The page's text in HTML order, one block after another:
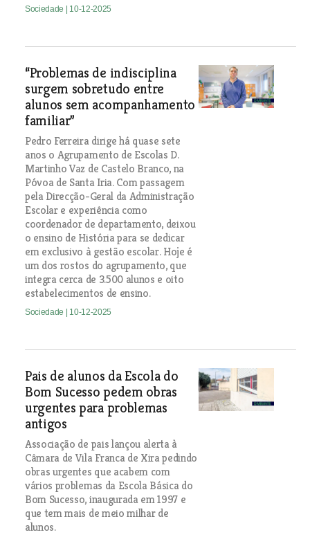
Sociedade | 10-12-2025
“Problemas de indisciplina
surgem sobretudo entre
alunos sem acompanhamento
familiar”
Pedro Ferreira dirige há quase sete
anos o Agrupamento de Escolas D.
Martinho Vaz de Castelo Branco, na
Póvoa de Santa Iria. Com passagem
pela Direcção-Geral da Administração
Escolar e experiência como
coordenador de departamento, deixou
o ensino de História para se dedicar
em exclusivo à gestão escolar. Hoje é
um dos rostos do agrupamento, que
integra cerca de 3.500 alunos e oito
estabelecimentos de ensino.
Sociedade | 10-12-2025
Pais de alunos da Escola do
Bom Sucesso pedem obras
urgentes para problemas
antigos
Associação de pais lançou alerta à
Câmara de Vila Franca de Xira pedindo
obras urgentes que acabem com
vários problemas da Escola Básica do
Bom Sucesso, inaugurada em 1997 e
que tem mais de meio milhar de
alunos.